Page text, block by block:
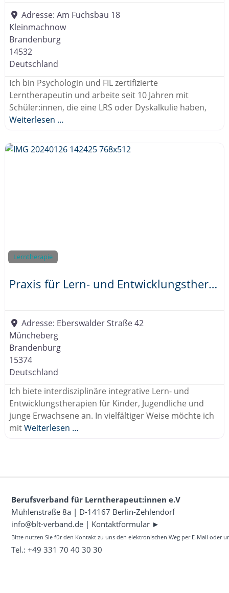
Adresse: Am Fuchsbau 18
Kleinmachnow
Brandenburg
14532
Deutschland
Ich bin Psychologin und FIL zertifizierte
Lerntherapeutin und arbeite seit 10 Jahren mit
Schüler:innen, die eine LRS oder Dyskalkulie haben,
Weiterlesen …
Lerntherapie
Praxis für Lern- und Entwicklungstherapie Müncheberg
Adresse: Eberswalder Straße 42
Müncheberg
Brandenburg
15374
Deutschland
Ich biete interdisziplinäre integrative Lern- und
Entwicklungstherapien für Kinder, Jugendliche und
junge Erwachsene an. In vielfältiger Weise möchte ich
mitWeiterlesen …
Berufsverband für Lerntherapeut:innen e.V
Mühlenstraße 8a | D-14167 Berlin-Zehlendorf
info@blt-verband.de| Kontaktformular ►
Bitte nutzen Sie für den Kontakt zu uns den elektronischen Weg per E-Mail oder
Tel.: +49 331 70 40 30 30